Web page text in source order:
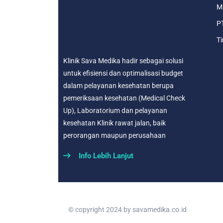
Klinik Sava Medika hadir sebagai solusi
untuk efisiensi dan optimalisasi budget
dalam pelayanan kesehatan berupa
pemeriksaan kesehatan (Medical Check
Up), Laboratorium dan pelayanan
kesehatan Klinik rawat jalan, baik
perorangan maupun perusahaan
Info Lebih Lanjut
© copyright 2024 by savamedika.co.id